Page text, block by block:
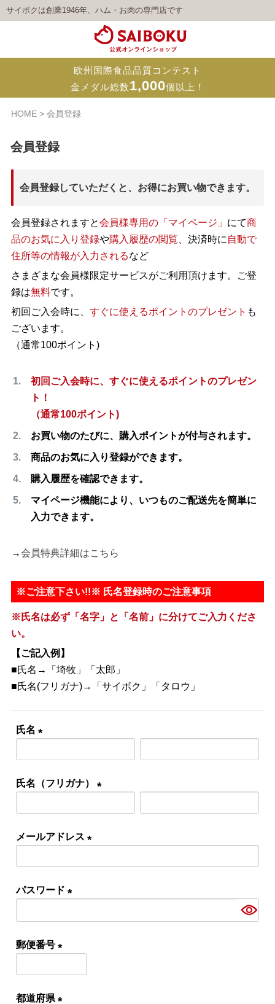
サイボクは創業1946年、ハム・お肉の専門店です
欧州国際食品品質コンテスト
金メダル総数1,000個以上！
HOME 会員登録
会員登録
会員登録していただくと、お得にお買い物できます。
会員登録されますと会員様専用の「マイページ」 にて商
品のお気に入り登録や購入履歴の閲覧 、決済時に 自動で
住所等の情報が入力されるなど
さまざまな会員様限定サービスがご利用頂けます。ご登
録は無料です。
初回ご入会時に、 すぐに使えるポイントのプレゼント も
ございます。
（通常100ポイント)
初回ご入会時に、すぐに使えるポイントのプレゼン
ト！
（通常100ポイント)
お買い物のたびに、購入ポイントが付与されます。
商品のお気に入り登録ができます。
購入履歴を確認できます。
マイページ機能により、いつものご配送先を簡単に
入力できます。
→会員特典詳細はこちら
※ご注意下さい!!※ 氏名登録時のご注意事項
※氏名は必ず「名字」と「名前」に分けてご入力くださ
い。
【ご記入例】
■氏名→「埼牧」「太郎」
■氏名(フリガナ)→「サイボク」「タロウ」
氏名
氏名（フリガナ）
メールアドレス
パスワード
郵便番号
都道府県